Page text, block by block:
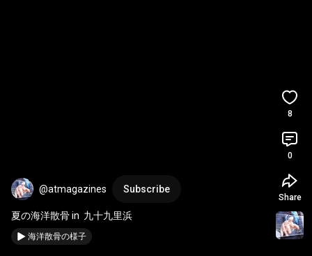
@atmagazines Subscribe
夏の海洋散骨 in  九十九里浜
海洋散骨の様子
8
0
Share